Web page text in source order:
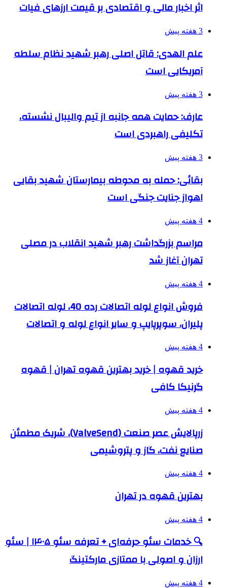
اثر اخبار مالی و اقتصادی بر قیمت ارزهای فیات
3 هفته پیش
علم الهدی: قاتل اصلی رهبر شهید نظام سلطه
آمریکایی است
3 هفته پیش
عارف: حمایت همه جانبه از تیم والیبال نشسته،
تکلیفی راهبردی است
3 هفته پیش
بقائی: حمله به محوطه بیمارستان شهید بقایی
اهواز جنایت جنگی است
4 هفته پیش
مراسم بزرگداشت رهبر شهید انقلاب در مصلی
تهران آغاز شد
4 هفته پیش
فروش انواع لوله اتصالات رده 40، لوله اتصالات
پلیران، سوپرپایپ و سایر انواع لوله و اتصالات
4 هفته پیش
خرید قهوه | خرید بهترین قهوه تهران | قهوه
گرنیکا کافی
4 هفته پیش
زرپالایش عصر صنعت (ValveSend)، شریک مطمئن
صنایع نفت، گاز و پتروشیمی
4 هفته پیش
بهترین قهوه در تهران
4 هفته پیش
🔍 خدمات سئو حرفه‌ای + تعرفه سئو ۱۴۰۵ | سئو
ارزان و اصولی با ممتازی مارکتینگ
4 هفته پیش